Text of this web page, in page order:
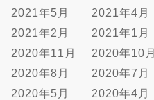
2021年5月
2021年4月
2021年2月
2021年1月
2020年11月
2020年10月
2020年8月
2020年7月
2020年5月
2020年4月